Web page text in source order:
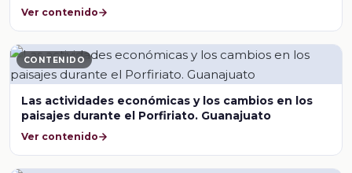
Ver contenido
CONTENIDO
Las actividades económicas y los cambios en los
paisajes durante el Porfiriato. Guanajuato
Ver contenido